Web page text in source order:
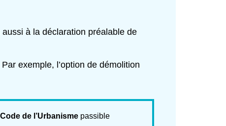
à la déclaration préalable de
exemple, l’option de démolition
Code de l’Urbanismepassible